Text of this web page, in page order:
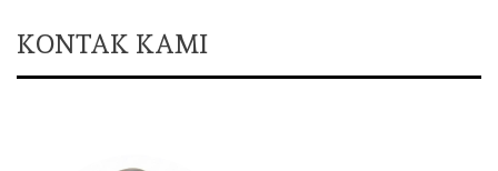
KONTAK KAMI